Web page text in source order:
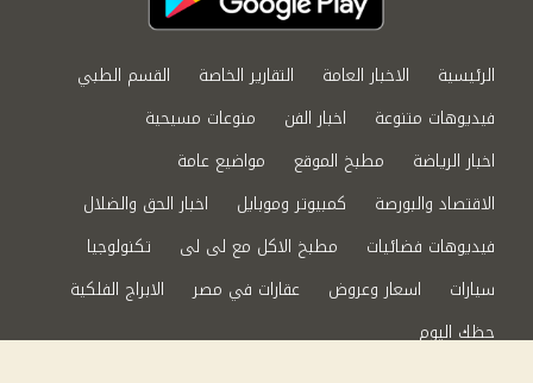
الرئيسية الاخبار العامة التقارير الخاصة
القسم الطبي
فيديوهات متنوعة
اخبار الفن
منوعات مسيحية
اخبار الرياضة
مطبخ الموقع
مواضيع عامة
الاقتصاد والبورصة
كمبيوتر وموبايل
اخبار الحق والضلال
فيديوهات فضائيات
مطبخ الاكل مع لى لى
تكنولوجيا
سيارات
اسعار وعروض عقارات في مصر
الابراج الفلكية
حظك اليوم